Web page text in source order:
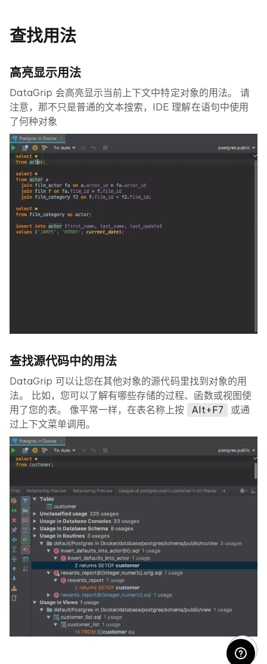
查找用法
高亮显示用法
DataGrip 会高亮显示当前上下文中特定对象的用法。 请
注意，那不只是普通的文本搜索，IDE 理解在语句中使用
了何种对象
查找源代码中的用法
DataGrip 可以让您在其他对象的源代码里找到对象的用
法。 比如，您可以了解有哪些存储的过程、函数或视图使
用了您的表。 像平常一样，在表名称上按
Alt+F7
或通
过上下文菜单调用。